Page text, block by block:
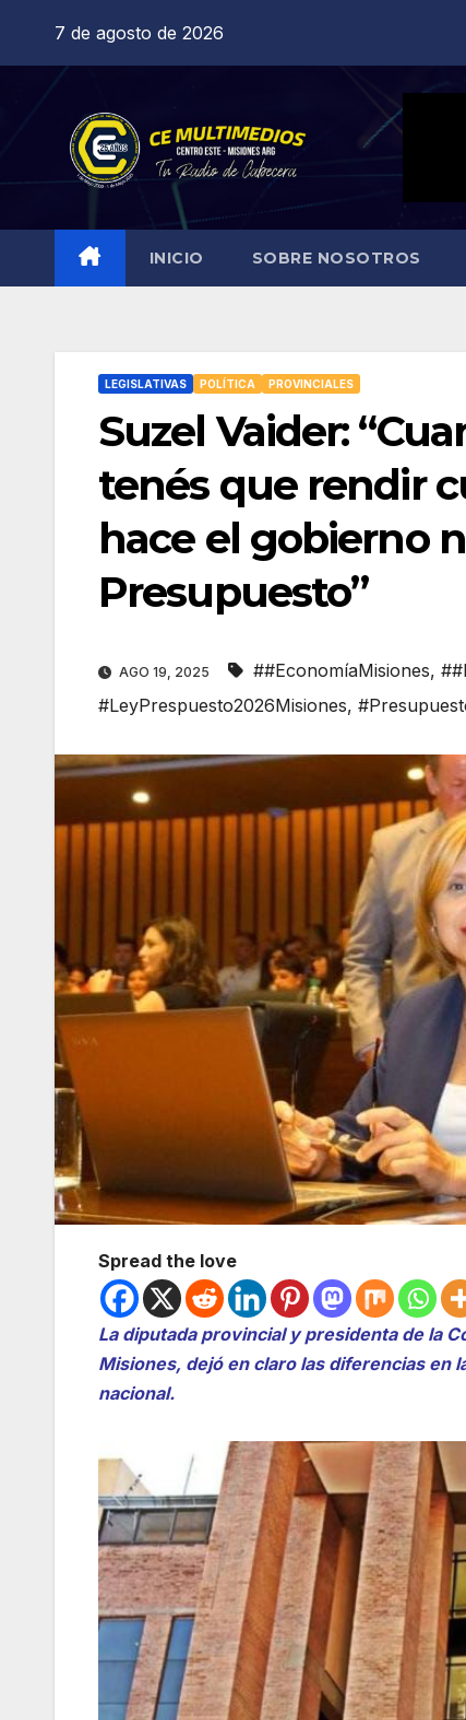
7 de agosto de 2026
INICIO SOBRE NOSOTROS
LEGISLATIVAS POLÍTICA PROVINCIALES
Suzel Vaider:
tenés que rendir
hace el gobierno
Presupuesto”
AGO 19, 2025 ##EconomíaMisiones,
#LeyPrespuesto2026Misiones,
Spread the love
La diputada provincial y presidenta de la
Misiones, dejó en claro las diferencias en
nacional.